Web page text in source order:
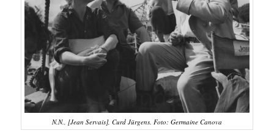
N.N., [Jean Servais], Curd Jürgens. Foto: Germaine Canova